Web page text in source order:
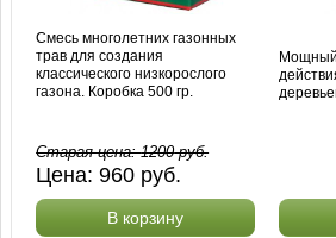
Смесь многолетних газонных
трав для создания
классического низкорослого
газона. Коробка 500 гр.
Старая цена:1200руб.
Цена:960 руб.
В корзину
Мощный